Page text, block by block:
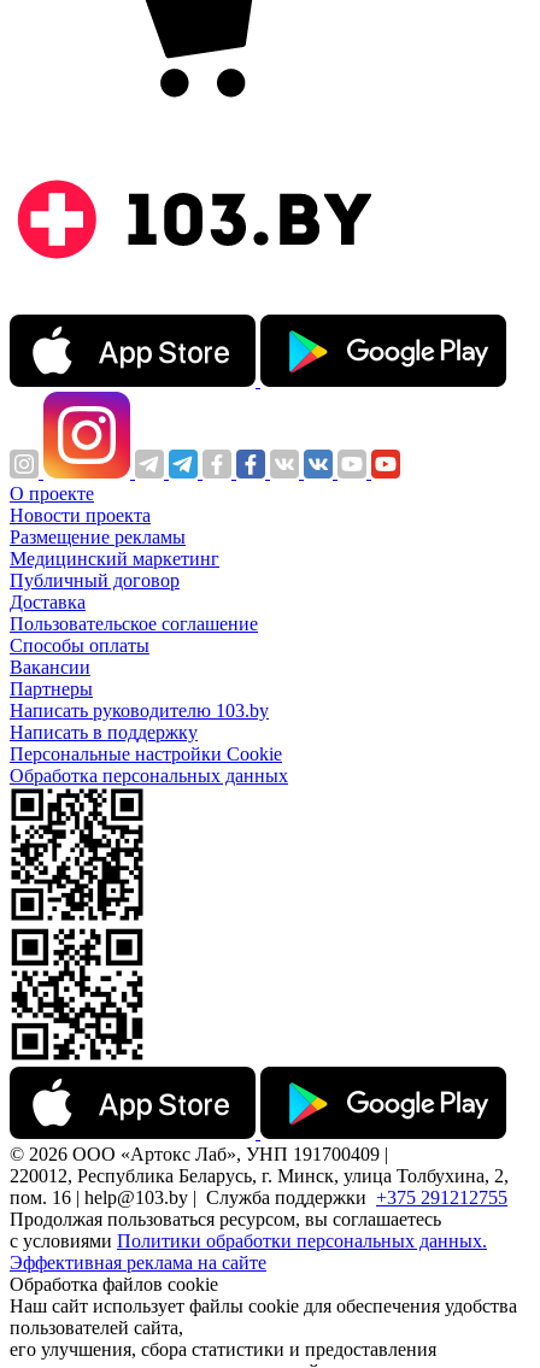
О проекте
Новости проекта
Размещение рекламы
Медицинский маркетинг
Публичный договор
Доставка
Пользовательское соглашение
Способы оплаты
Вакансии
Партнеры
Написать руководителю 103.by
Написать в поддержку
Персональные настройки Cookie
Обработка персональных данных
© 2026 ООО «Артокс Лаб», УНП 191700409 |
220012, Республика Беларусь, г. Минск, улица Толбухина, 2,
пом. 16 | help@103.by | Служба поддержки +375 291212755
Продолжая пользоваться ресурсом, вы соглашаетесь
с условиями Политики обработки персональных данных.
Эффективная реклама на сайте
Обработка файлов cookie
Наш сайт использует файлы cookie для обеспечения удобства
пользователей сайта,
его улучшения, сбора статистики и предоставления